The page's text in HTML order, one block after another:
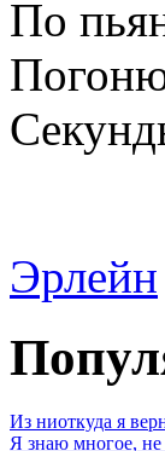
По
Эрлейн
Из ниоткуда я
Я знаю многое, не